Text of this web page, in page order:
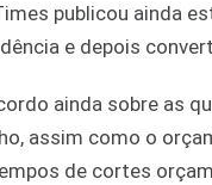
publicou ainda
e depois
ainda sobre as
assim como o
de cortes